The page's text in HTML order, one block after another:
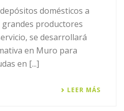
domésticos a
grandes productores
se desarrollará
en Muro para
en [...]
LEER MÁS